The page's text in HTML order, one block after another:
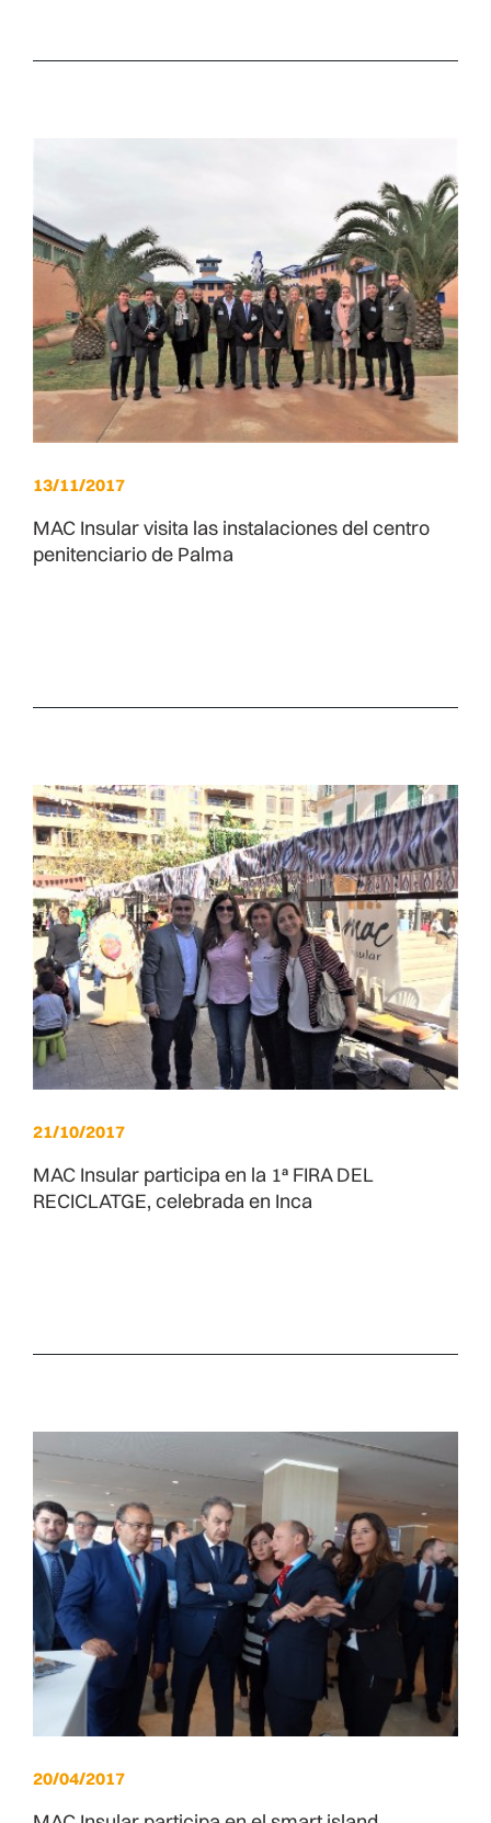
13/11/2017
MAC Insular visita las instalaciones del centro
penitenciario de Palma
21/10/2017
MAC Insular participa en la 1ª FIRA DEL
RECICLATGE, celebrada en Inca
20/04/2017